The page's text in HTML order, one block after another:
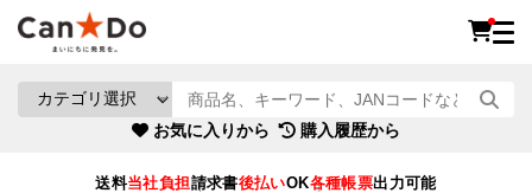
お気に入りから 購入履歴から
送料当社負担請求書後払いOK各種帳票出力可能